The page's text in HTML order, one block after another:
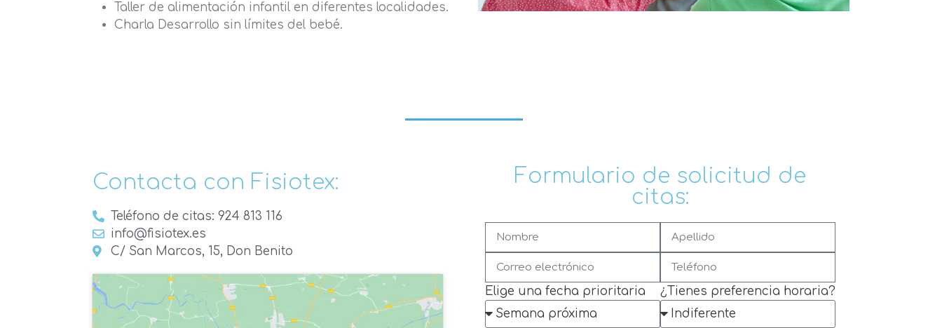
Taller de alimentación infantil en diferentes localidades.
Charla Desarrollo sin límites del bebé.
Contacta con Fisiotex:
Teléfono de citas: 924 813 116
info@fisiotex.es
C/ San Marcos, 15, Don Benito
Formulario de solicitud de
citas:
Elige una fecha prioritaria ¿Tienes preferencia horaria?